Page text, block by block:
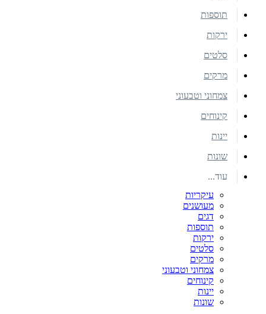
תוספות
ירקות
סלטים
מרקים
צמחוני וטבעוני
קינוחים
יינות
שונות
עוד...
עיקריות
מעושנים
דגים
תוספות
ירקות
סלטים
מרקים
צמחוני וטבעוני
קינוחים
יינות
שונות